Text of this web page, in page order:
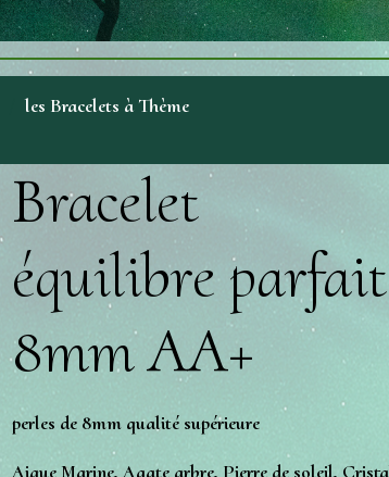
les Bracelets à Thème
Bracelet
équilibre parfait
8mm AA+
perles de 8mm qualité supérieure
Aigue Marine, Agate arbre, Pierre de soleil,